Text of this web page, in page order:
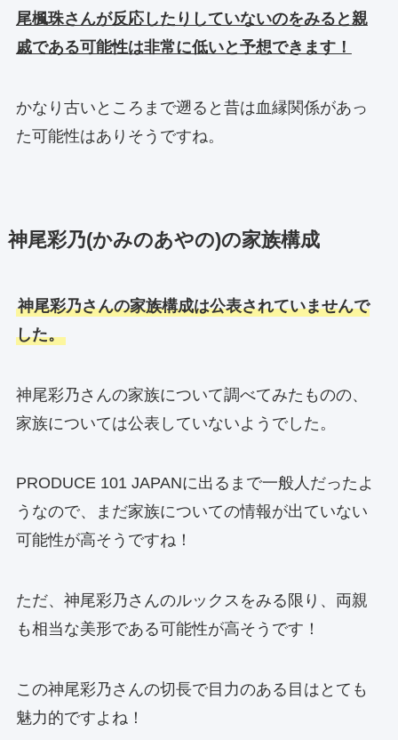
尾楓珠さんが反応したりしていないのをみると親
戚である可能性は非常に低いと予想できます！
かなり古いところまで遡ると昔は血縁関係があっ
た可能性はありそうですね。
神尾彩乃(かみのあやの)の家族構成
神尾彩乃さんの家族構成は公表されていませんで
した。
神尾彩乃さんの家族について調べてみたものの、
家族については公表していないようでした。
PRODUCE 101 JAPANに出るまで一般人だったよ
うなので、まだ家族についての情報が出ていない
可能性が高そうですね！
ただ、神尾彩乃さんのルックスをみる限り、両親
も相当な美形である可能性が高そうです！
この神尾彩乃さんの切長で目力のある目はとても
魅力的ですよね！